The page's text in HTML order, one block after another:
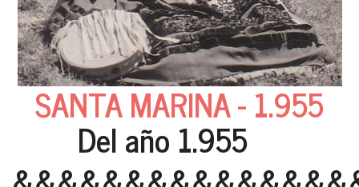
SANTA MARINA - 1.955
Del año 1.955